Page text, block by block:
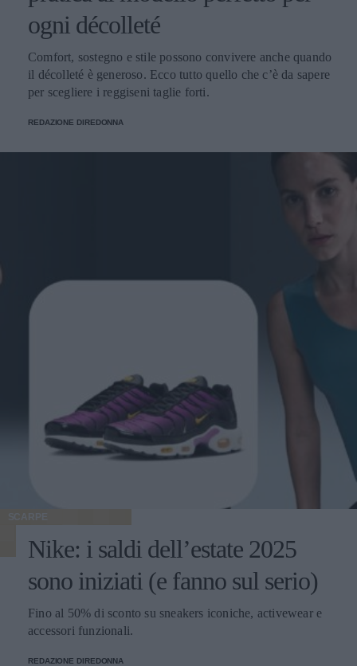
ogni décolleté
Comfort, sostegno e stile possono convivere anche quando
il décolleté è generoso. Ecco tutto quello che c’è da sapere
per scegliere i reggiseni taglie forti.
REDAZIONE DIREDONNA
SCARPE
Nike: i saldi dell’estate 2025
sono iniziati (e fanno sul serio)
Fino al 50% di sconto su sneakers iconiche, activewear e
accessori funzionali.
REDAZIONE DIREDONNA